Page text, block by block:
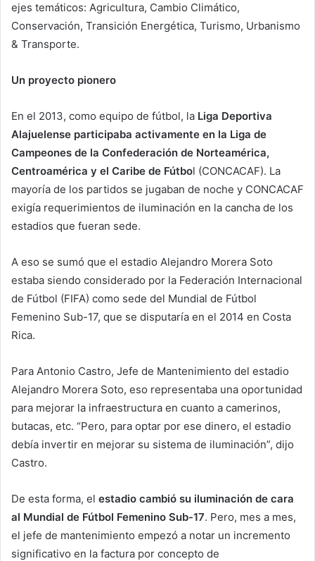
ejes temáticos: Agricultura, Cambio Climático,
Conservación, Transición Energética, Turismo, Urbanismo
& Transporte.
Un proyecto pionero
En el 2013, como equipo de fútbol, la Liga Deportiva
Alajuelense participaba activamente en la Liga de
Campeones de la Confederación de Norteamérica,
Centroamérica y el Caribe de Fútbol (CONCACAF). La
mayoría de los partidos se jugaban de noche y CONCACAF
exigía requerimientos de iluminación en la cancha de los
estadios que fueran sede.
A eso se sumó que el estadio Alejandro Morera Soto
estaba siendo considerado por la Federación Internacional
de Fútbol (FIFA) como sede del Mundial de Fútbol
Femenino Sub-17, que se disputaría en el 2014 en Costa
Rica.
Para Antonio Castro, Jefe de Mantenimiento del estadio
Alejandro Morera Soto, eso representaba una oportunidad
para mejorar la infraestructura en cuanto a camerinos,
butacas, etc. “Pero, para optar por ese dinero, el estadio
debía invertir en mejorar su sistema de iluminación”, dijo
Castro.
De esta forma, el estadio cambió su iluminación de cara
al Mundial de Fútbol Femenino Sub-17. Pero, mes a mes,
el jefe de mantenimiento empezó a notar un incremento
significativo en la factura por concepto de